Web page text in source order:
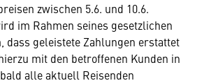
zwischen 5.6. und 10.6.
im Rahmen seines gesetzlichen
dass geleistete Zahlungen erstattet
mit den betroffenen Kunden in
alle aktuell Reisenden